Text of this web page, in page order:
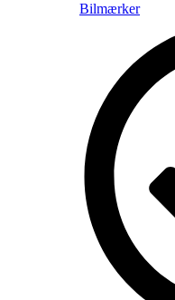
Bilmærker